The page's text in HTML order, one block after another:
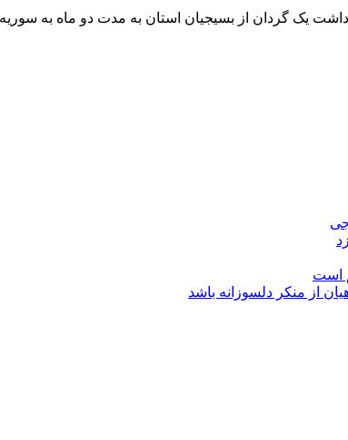
یک گردان از بسیجیان استان به مدت دو ماه به
است
از منکر دلسوزانه باشد